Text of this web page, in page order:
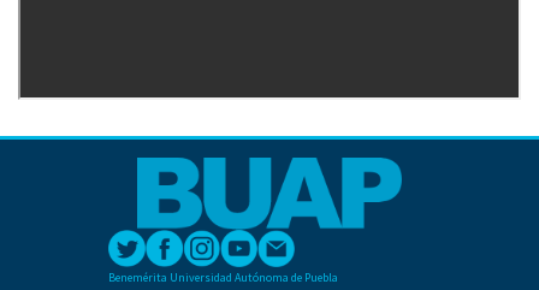
Benemérita Universidad Autónoma de Puebla